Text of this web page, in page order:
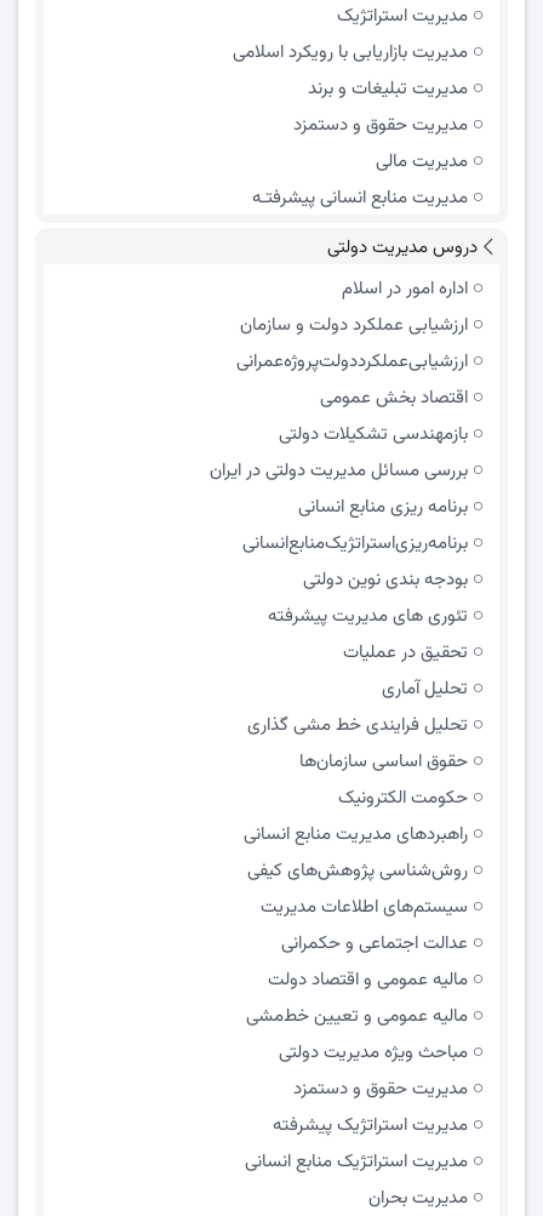
مدیریت استراتژیک
مدیریت بازاریابی با رویکرد اسلامی
مدیریت تبلیغات و برند
مدیریت حقوق و دستمزد
مدیریت مالی
مدیریت منابع انسانی پیشرفتـه
دروس مدیریت دولتی
اداره امور در اسلام
ارزشیابی عملکرد دولت و سازمان
ارزشیابی‌عملکرد‌دولت‌پروژه‌عمرانی
اقتصاد بخش عمومی
بازمهندسی تشکیلات دولتی
بررسی مسائل مدیریت دولتی در ایران
برنامه ریزی منابع انسانی
برنامه‌ریزی‌استراتژیک‌منابع‌انسانی
بودجه بندی نوین دولتی
تئوری های مدیریت پیشرفته
تحقیق در عملیات
تحلیل آماری
تحلیل فرایندی خط مشی گذاری
حقوق اساسی سازمان‌ها
حکومت الکترونیک
راهبردهای مدیریت منابع انسانی
روش‌شناسی پژوهش‌های کیفی
سیستم‌های اطلاعات مدیریت
عدالت اجتماعی و حکمرانی
مالیه عمومی و اقتصاد دولت
مالیه عمومی و تعیین خط‌مشی
مباحث ویژه مدیریت دولتی
مديريت حقوق و دستمزد
مدیریت استراتژیک پیشرفته
مدیریت استراتژیک منابع انسانی
مدیریت بحران